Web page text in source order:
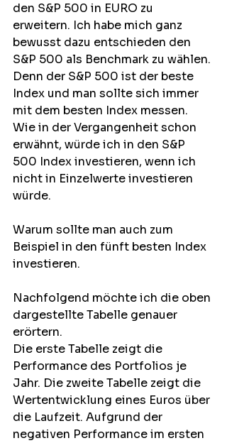
den S&P 500 in EURO zu
erweitern. Ich habe mich ganz
bewusst dazu entschieden den
S&P 500 als Benchmark zu wählen.
Denn der S&P 500 ist der beste
Index und man sollte sich immer
mit dem besten Index messen.
Wie in der Vergangenheit schon
erwähnt, würde ich in den S&P
500 Index investieren, wenn ich
nicht in Einzelwerte investieren
würde.
Warum sollte man auch zum
Beispiel in den fünft besten Index
investieren.
Nachfolgend möchte ich die oben
dargestellte Tabelle genauer
erörtern.
Die erste Tabelle zeigt die
Performance des Portfolios je
Jahr. Die zweite Tabelle zeigt die
Wertentwicklung eines Euros über
die Laufzeit. Aufgrund der
negativen Performance im ersten